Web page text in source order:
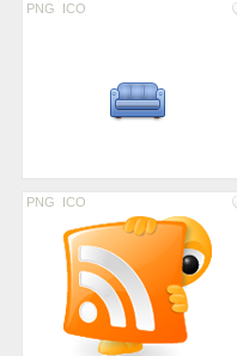
PNG ICO
PNG ICO